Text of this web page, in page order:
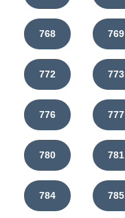
768 769
772 773
776 777
780 781
784 785